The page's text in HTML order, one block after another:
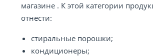
магазине . К этой категории
отнести:
стиральные порошки;
кондиционеры;